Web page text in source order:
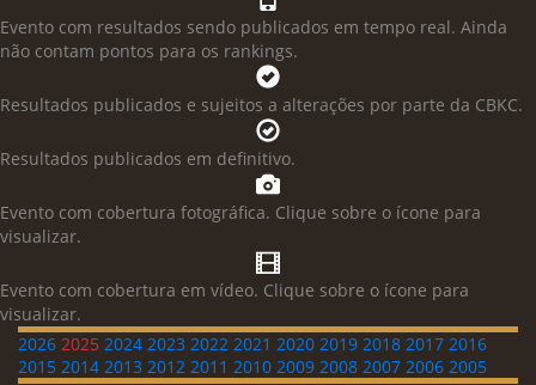
Evento com resultados sendo publicados em tempo real. Ainda
não contam pontos para os rankings.
Resultados publicados e sujeitos a alterações por parte da CBKC.
Resultados publicados em definitivo.
Evento com cobertura fotográfica. Clique sobre o ícone para
visualizar.
Evento com cobertura em vídeo. Clique sobre o ícone para
visualizar.
2026 2025 2024 2023 2022 2021 2020 2019 2018 2017 2016
2015 2014 2013 2012 2011 2010 2009 2008 2007 2006 2005